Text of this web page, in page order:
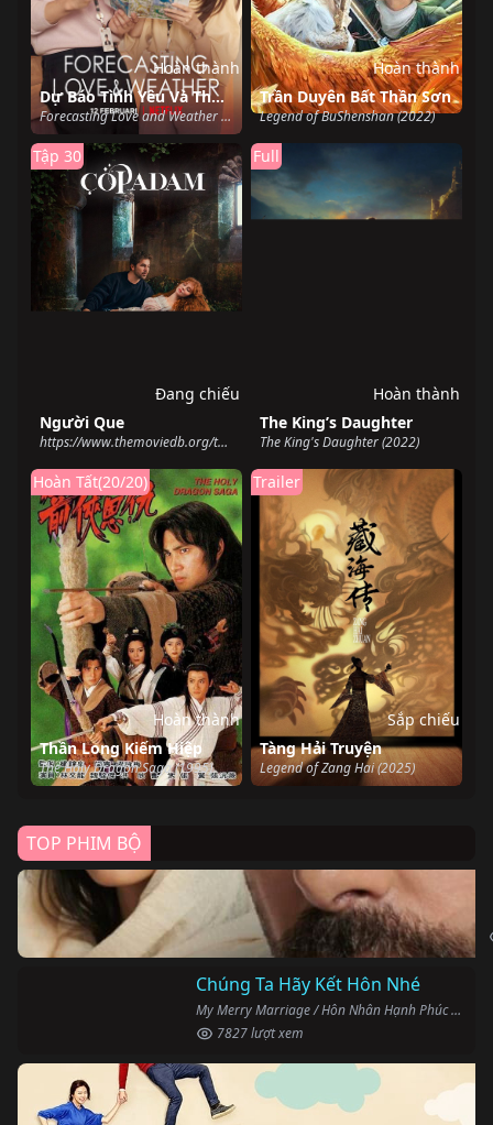
Dự Báo Tình Yêu Và Thời Tiết
Forecasting Love and Weather (2022)
Hoàn thành
Trần Duyên Bất Thần Sơn
Legend of BuShenshan (2022)
Hoàn thành
Người Que
https://www.themoviedb.org/tv/215275-cop-adam (2022)
Tập 30
Đang chiếu
The King’s Daughter
The King's Daughter (2022)
Full
Hoàn thành
Thần Long Kiếm Hiệp
The Holy Dragon Saga (1995)
Hoàn Tất(20/20)
Hoàn thành
Tàng Hải Truyện
Legend of Zang Hai (2025)
Trailer
Sắp chiếu
TOP PHIM BỘ
Chúng Ta Hãy Kết Hôn Nhé
My Merry Marriage / Hôn Nhân Hạnh Phúc (2024)
7827 lượt xem